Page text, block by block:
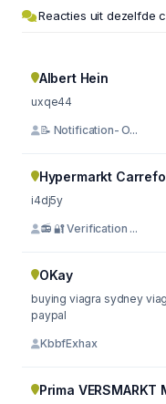
Reacties uit dezelfde
Albert Hein
uxqe44
📝 Notification- O...
Hypermarkt
i4dj5y
📻 🔐 Verification ...
OKay
buying viagra sydney viagra 300mg buy
paypal
KbbfExhax
Prima VERSMARKT